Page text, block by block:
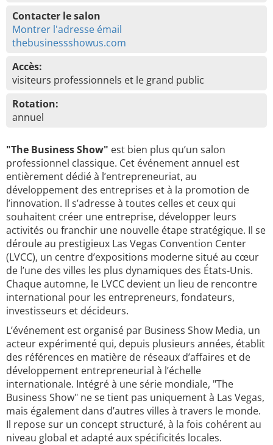
Contacter le salon
Montrer l'adresse émail
thebusinessshowus.com
Accès:
visiteurs professionnels et le grand public
Rotation:
annuel
"The Business Show" est bien plus qu’un salon
professionnel classique. Cet événement annuel est
entièrement dédié à l’entrepreneuriat, au
développement des entreprises et à la promotion de
l’innovation. Il s’adresse à toutes celles et ceux qui
souhaitent créer une entreprise, développer leurs
activités ou franchir une nouvelle étape stratégique. Il se
déroule au prestigieux Las Vegas Convention Center
(LVCC), un centre d’expositions moderne situé au cœur
de l’une des villes les plus dynamiques des États-Unis.
Chaque automne, le LVCC devient un lieu de rencontre
international pour les entrepreneurs, fondateurs,
investisseurs et décideurs.
L’événement est organisé par Business Show Media, un
acteur expérimenté qui, depuis plusieurs années, établit
des références en matière de réseaux d’affaires et de
développement entrepreneurial à l’échelle
internationale. Intégré à une série mondiale, "The
Business Show" ne se tient pas uniquement à Las Vegas,
mais également dans d’autres villes à travers le monde.
Il repose sur un concept structuré, à la fois cohérent au
niveau global et adapté aux spécificités locales.